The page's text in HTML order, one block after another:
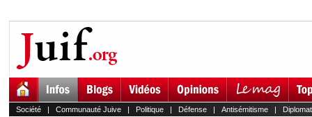
Société| Communauté Juive| Politique| Défense| Antisémitisme|